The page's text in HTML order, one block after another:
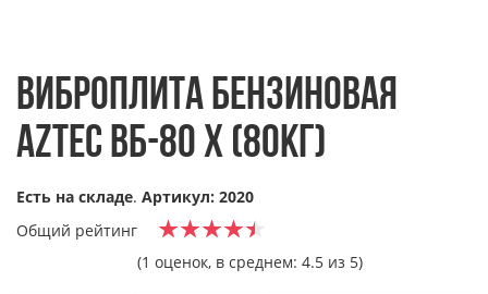
ВИБРОПЛИТА БЕНЗИНОВАЯ
AZTEC ВБ-80 Х (80КГ)
Есть на складе. Артикул: 2020
Общий рейтинг
(1 оценок, в среднем: 4.5 из 5)